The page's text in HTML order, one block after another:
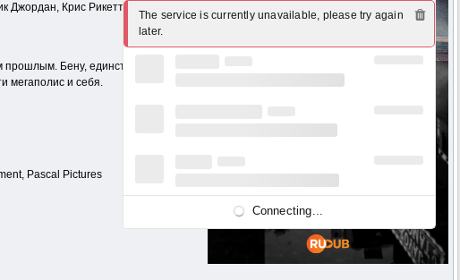
Крис Рикетт, Трейса Гари,
Бену, единственному
мегаполис и себя.
Pascal Pictures
The service is currently unavailable, please try again
later.
Connecting...